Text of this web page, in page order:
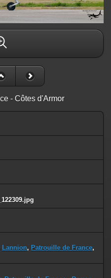
- Côtes d'Armor
Lannion, Patrouille de France,